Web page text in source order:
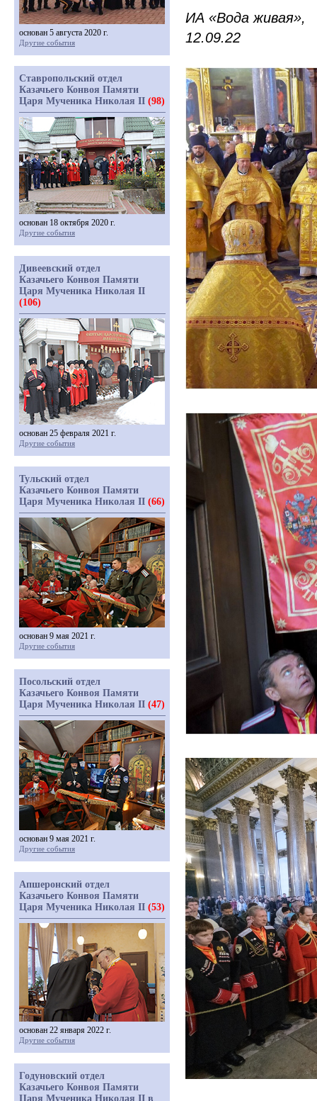
ИА «Вода живая»,
12.09.22
основан 5 августа 2020 г.
Другие события
Ставропольский отдел
Казачьего Конвоя Памяти
Царя Мученика Николая II (98)
основан 18 октября 2020 г.
Другие события
Дивеевский отдел
Казачьего Конвоя Памяти
Царя Мученика Николая II
(106)
основан 25 февраля 2021 г.
Другие события
Тульский отдел
Казачьего Конвоя Памяти
Царя Мученика Николая II (66)
основан 9 мая 2021 г.
Другие события
Посольский отдел
Казачьего Конвоя Памяти
Царя Мученика Николая II (47)
основан 9 мая 2021 г.
Другие события
Апшеронский отдел
Казачьего Конвоя Памяти
Царя Мученика Николая II (53)
основан 22 января 2022 г.
Другие события
Годуновский отдел
Казачьего Конвоя Памяти
Царя Мученика Николая II в